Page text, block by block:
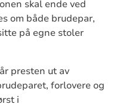
skal ende ved
om både brudepar,
på egne stoler
presten ut av
forlovere og
i